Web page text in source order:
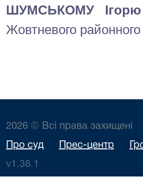
ШУМСЬКОМУ Ігорю
Жовтневого
2026 © Всі права захищені
Про суд Прес-центр
v1.38.1